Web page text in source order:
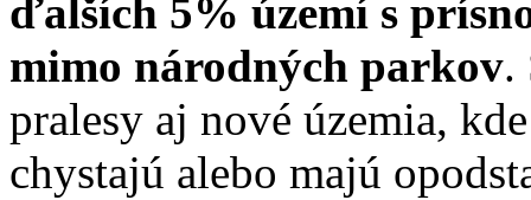
ďalších 5% území s
mimo národných parkov.
pralesy aj nové územia,
chystajú alebo majú